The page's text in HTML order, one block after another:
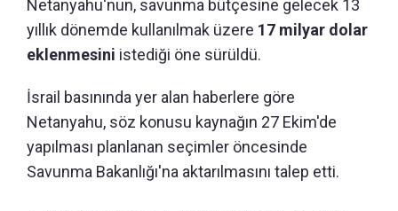
Netanyahu'nun, savunma bütçesine gelecek 13
yıllık dönemde kullanılmak üzere 17 milyar dolar
eklenmesini istediği öne sürüldü.
İsrail basınında yer alan haberlere göre
Netanyahu, söz konusu kaynağın 27 Ekim'de
yapılması planlanan seçimler öncesinde
Savunma Bakanlığı'na aktarılmasını talep etti.